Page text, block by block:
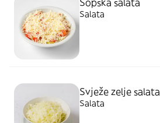
Šopska salata
Salata
Svježe zelje salata
Salata